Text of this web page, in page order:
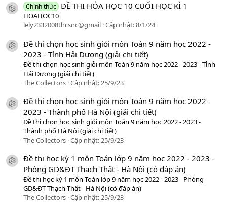
icon tài liệu
Chính thức ĐỀ THI HÓA HỌC 10 CUỐI HỌC KÌ 1
HOAHOC10
lely2332008thcsnc@gmail Cập nhật:8/1/24
icon tài liệu
Đề thi chọn học sinh giỏi môn Toán 9 năm học 2022 -
2023 - Tỉnh Hải Dương (giải chi tiết)
Đề thi chọn học sinh giỏi môn Toán 9 năm học 2022 - 2023 - Tỉnh
Hải Dương (giải chi tiết)
The Collectors Cập nhật:25/9/23
icon tài liệu
Đề thi chọn học sinh giỏi môn Toán 9 năm học 2022 -
2023 - Thành phố Hà Nội (giải chi tiết)
Đề thi chọn học sinh giỏi môn Toán 9 năm học 2022 - 2023 -
Thành phố Hà Nội (giải chi tiết)
The Collectors Cập nhật:25/9/23
icon tài liệu
Đề thi học kỳ 1 môn Toán lớp 9 năm học 2022 - 2023 -
Phòng GD&ĐT Thạch Thất - Hà Nội (có đáp án)
Đề thi học kỳ 1 môn Toán lớp 9 năm học 2022 - 2023 - Phòng
GD&ĐT Thạch Thất - Hà Nội (có đáp án)
The Collectors Cập nhật:25/9/23